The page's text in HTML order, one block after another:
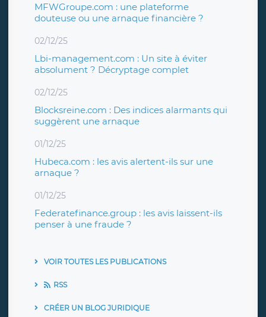
MFWGroupe.com : une plateforme
douteuse ou une arnaque financière ?
02/12/25
Lbi-management.com : Un site à éviter
absolument ? Décryptage complet
02/12/25
Blocksreine.com : Des indices alarmants qui
suggèrent une arnaque
01/12/25
Hubeca.com : les avis alertent-ils sur une
arnaque ?
01/12/25
Federatefinance.group : les avis laissent-ils
penser à une fraude ?
VOIR TOUTES LES PUBLICATIONS
RSS
CRÉER UN BLOG JURIDIQUE